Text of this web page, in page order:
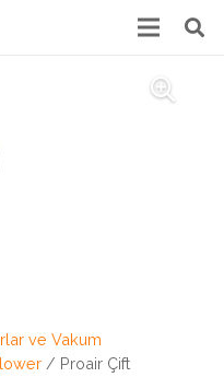
ve Vakum
/ Proair Çift